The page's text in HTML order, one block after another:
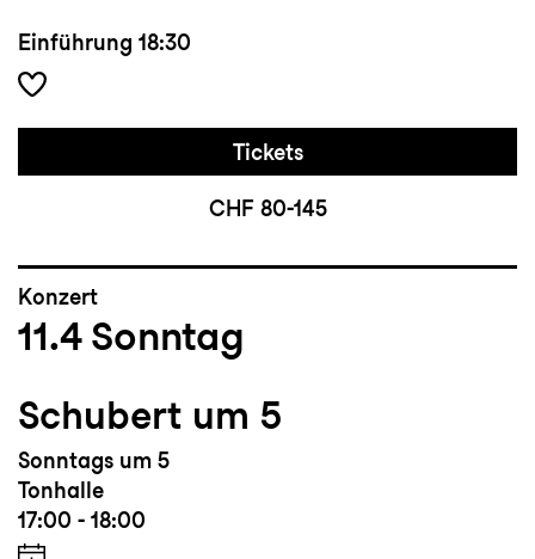
Einführung 18:30
Tickets
CHF 80-145
Konzert
11.4 Sonntag
Schubert um 5
Sonntags um 5
Tonhalle
17:00 - 18:00